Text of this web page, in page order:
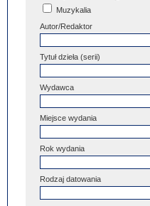
Muzykalia
Autor/Redaktor
Tytuł dzieła (serii)
Wydawca
Miejsce wydania
Rok wydania
Rodzaj datowania